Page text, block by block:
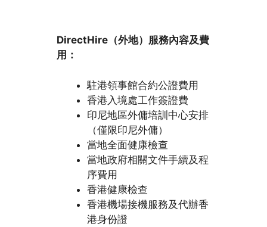
DirectHire（外地）服務內容及費
用：
駐港領事館合約公證費用
香港入境處工作簽證費
印尼地區外傭培訓中心安排
（僅限印尼外傭）
當地全面健康檢查
當地政府相關文件手續及程
序費用
香港健康檢查
香港機場接機服務及代辦香
港身份證